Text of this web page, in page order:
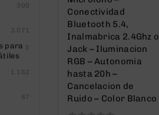
Conectividad
Bluetooth 5.4,
Inalmabrica 2.4Ghz o
Jack – Iluminacion
RGB – Autonomia
hasta 20h –
Cancelacion de
Ruido – Color Blanco
300
3.071
para 5
1.162
87